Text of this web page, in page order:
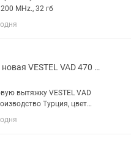
MHz., 32 гб
Вытяжка новая VESTEL VAD 470 AG 90см
вытяжку VESTEL VAD
Турция, цвет
сохранена заводская
90 на 65см, закалённое